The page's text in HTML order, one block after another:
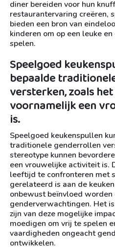
diner bereiden voor hun
restaurantervaring creëren,
bieden een bron van
kinderen om op een leuke
spelen.
Speelgoed
bepaalde
versterken, zoals
voornamelijk een
is.
Speelgoed keukenspullen
traditionele genderrollen
stereotype kunnen
een vrouwelijke activiteit is.
leeftijd te confronteren met
gerelateerd is aan de
onbewust beïnvloed
genderverwachtingen. Het
zijn van deze mogelijke
moedigen om vrij te spelen
vaardigheden ongeacht
ontwikkelen.